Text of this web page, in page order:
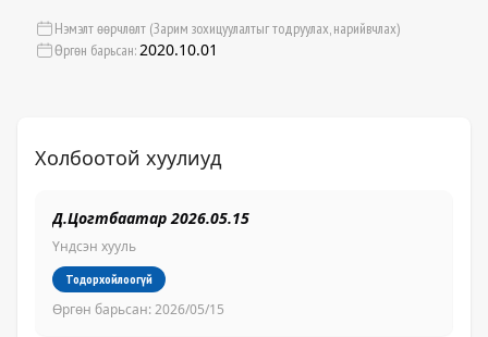
Нэмэлт өөрчлөлт (Зарим зохицуулалтыг тодруулах, нарийвчлах)
Өргөн барьсан:2020.10.01
Холбоотой хуулиуд
Д.Цогтбаатар 2026.05.15
Үндсэн хууль
Тодорхойлоогүй
Өргөн барьсан: 2026/05/15